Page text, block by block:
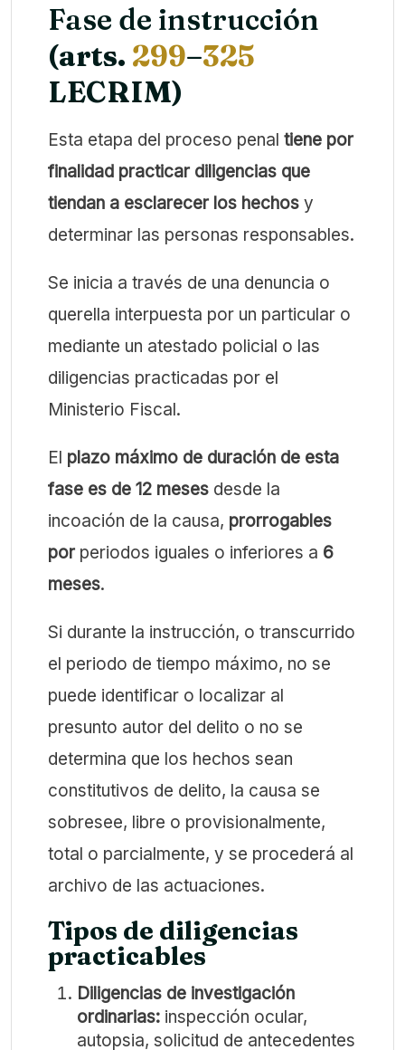
Fase de instrucción
(arts. 299–325
LECRIM)
Esta etapa del proceso penal tiene por
finalidad practicar diligencias que
tiendan a esclarecer los hechos y
determinar las personas responsables.
Se inicia a través de una denuncia o
querella interpuesta por un particular o
mediante un atestado policial o las
diligencias practicadas por el
Ministerio Fiscal.
El plazo máximo de duración de esta
fase es de 12 meses desde la
incoación de la causa, prorrogables
por periodos iguales o inferiores a 6
meses.
Si durante la instrucción, o transcurrido
el periodo de tiempo máximo, no se
puede identificar o localizar al
presunto autor del delito o no se
determina que los hechos sean
constitutivos de delito, la causa se
sobresee, libre o provisionalmente,
total o parcialmente, y se procederá al
archivo de las actuaciones.
Tipos de diligencias
practicables
Diligencias de investigación
ordinarias: inspección ocular,
autopsia, solicitud de antecedentes